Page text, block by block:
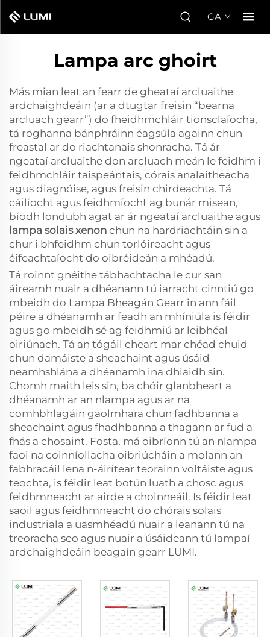
GA
Lampa arc ghoirt
Más mian leat an fearr de gheataí arcluaithe
ardchaighdeáin (ar a dtugtar freisin “bearna
arcluach gearr”) do fheidhmchláir tionsclaíocha,
tá roghanna bánphráinn éagsúla againn chun
freastal ar do riachtanais shonracha. Tá ár
ngeataí arcluaithe don arcluach meán le feidhm i
feidhmchláir taispeántais, córais analaitheacha
agus diagnóise, agus freisin chirdeachta. Tá
cáilíocht agus feidhmíocht ag bunár misean,
bíodh londubh agat ar ár ngeataí arcluaithe agus
lampa solais xenon chun na hardriachtáin sin a
chur i bhfeidhm chun torlóireacht agus
éifeachtaíocht do oibréideán a mhéadú.
Tá roinnt gnéithe tábhachtacha le cur san
áireamh nuair a dhéanann tú iarracht cinntiú go
mbeidh do Lampa Bheagán Gearr in ann fáil
péire a dhéanamh ar feadh an mhíniúla is féidir
agus go mbeidh sé ag feidhmiú ar leibhéal
oiriúnach. Tá an tógáil cheart mar chéad chuid
chun damáiste a sheachaint agus úsáid
neamhshlána a dhéanamh ina dhiaidh sin.
Chomh maith leis sin, ba chóir glanbheart a
dhéanamh ar an nlampa agus ar na
comhbhlagáin gaolmhara chun fadhbanna a
sheachaint agus fhadhbanna a thagann ar fud a
fhás a chosaint. Fosta, má oibríonn tú an nlampa
faoi na coinníollacha oibriúcháin a molann an
fabhracáil lena n-áirítear teorainn voltáiste agus
teochta, is féidir leat botún luath a chosc agus
feidhmneacht ar airde a choinneáil. Is féidir leat
saoil agus feidhmneacht do chórais solais
industriala a uasmhéadú nuair a leanann tú na
treoracha seo agus nuair a úsáideann tú lampaí
ardchaighdeáin beagaín gearr LUMI.